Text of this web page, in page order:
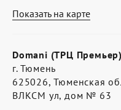
Показать на карте
Domani (ТРЦ Премьер)
г. Тюмень
625026, Тюменская
ВЛКСМ ул, дом № 63